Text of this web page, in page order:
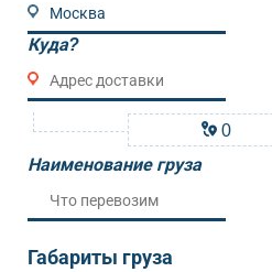
Куда?
Наименование груза
Габариты груза